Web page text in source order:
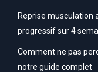
Reprise musculation
progressif sur 4
Comment ne pas
notre guide complet